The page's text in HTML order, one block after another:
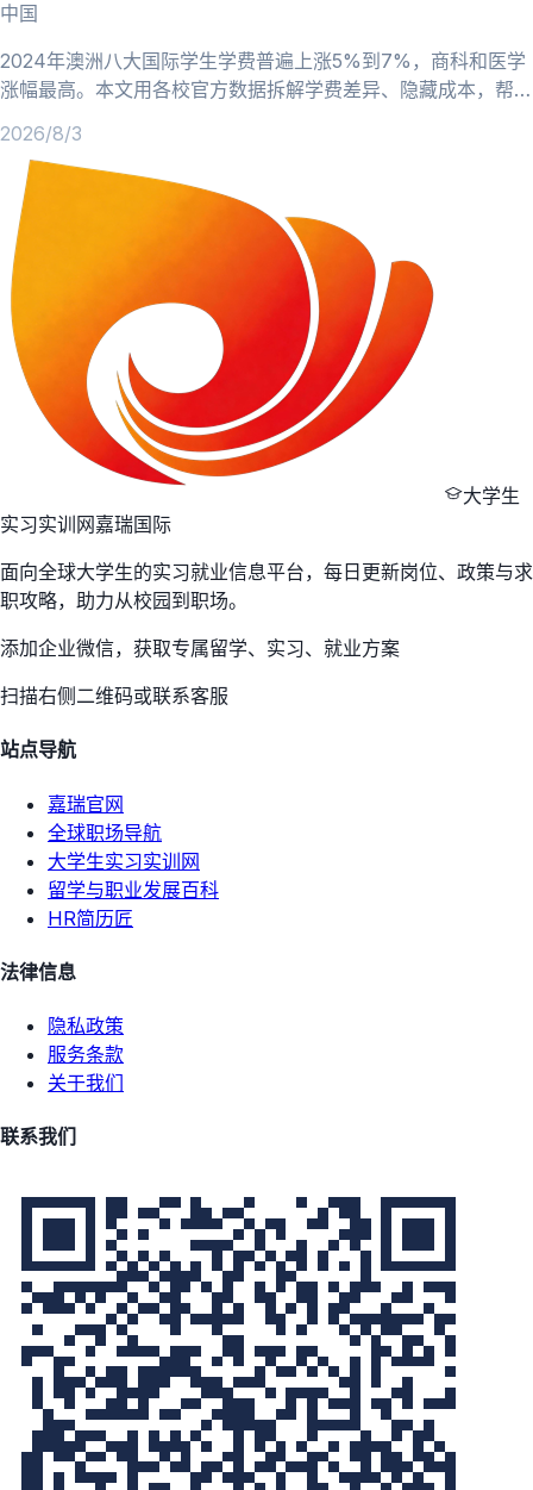
中国
2024年澳洲八大国际学生学费普遍上涨5%到7%，商科和医学
涨幅最高。本文用各校官方数据拆解学费差异、隐藏成本，帮你
2026/8/3
大学生
实习实训网嘉瑞国际
面向全球大学生的实习就业信息平台，每日更新岗位、政策与求
职攻略，助力从校园到职场。
添加企业微信，获取专属留学、实习、就业方案
扫描右侧二维码或联系客服
站点导航
嘉瑞官网
全球职场导航
大学生实习实训网
留学与职业发展百科
HR简历匠
法律信息
隐私政策
服务条款
关于我们
联系我们